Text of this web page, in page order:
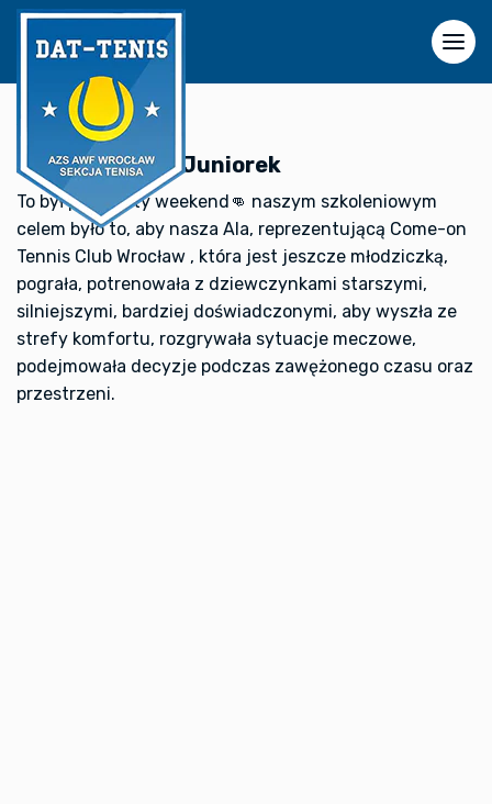
10 maja 2025
III miejsce OTK Juniorek
To był pracowity weekend👊 naszym szkoleniowym
celem było to, aby nasza Ala, reprezentującą Come-on
Tennis Club Wrocław , która jest jeszcze młodziczką,
pograła, potrenowała z dziewczynkami starszymi,
silniejszymi, bardziej doświadczonymi, aby wyszła ze
strefy komfortu, rozgrywała sytuacje meczowe,
podejmowała decyzje podczas zawężonego czasu oraz
przestrzeni.